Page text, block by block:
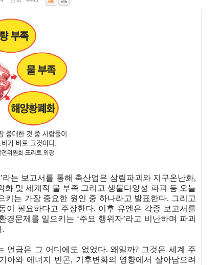
라는 보고서를 통해 축산업은 삼림파괴와 지구온난화,
화 및 세계적 물 부족 그리고 생물다양성 파괴 등 오늘
키는 가장 중요한 원인 중 하나라고 발표한다. 그리고
이 필요하다고 주장한다. 이후 유엔은 각종 보고서를
문제를 일으키는 ‘주요 행위자’라고 비난하며 파괴
.
언급은 그 어디에도 없었다. 왜일까? 그것은 세계 주
아와 에너지 빈곤, 기후변화의 영향에서 살아남으려